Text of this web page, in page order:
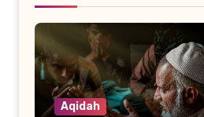
Aqidah